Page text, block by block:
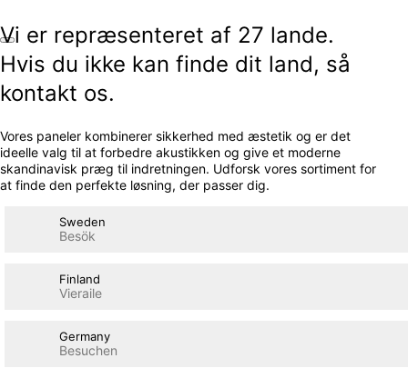
Vi er repræsenteret af 27 lande.
Hvis du ikke kan finde dit land, så
kontakt os.
Vores paneler kombinerer sikkerhed med æstetik og er det
ideelle valg til at forbedre akustikken og give et moderne
skandinavisk præg til indretningen. Udforsk vores sortiment for
at finde den perfekte løsning, der passer dig.
Sweden
Besök
Finland
Vieraile
Germany
Besuchen